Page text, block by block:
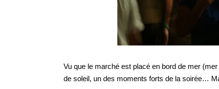
Vu que le marché est placé en bord de mer
de soleil, un des moments forts de la soirée…